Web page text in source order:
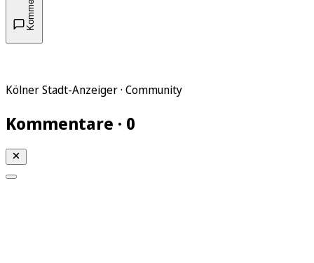
Kölner Stadt-Anzeiger · Community
Kommentare · 0